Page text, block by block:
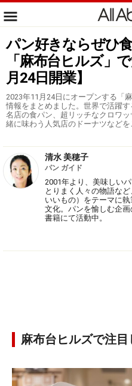
パン好きならぜひ
「麻布台ヒルズ」
月24日開業】
2023年11月24日にオープンする「
情報をまとめました。世界で活躍
名店の食パン、超リッチなクロワ
緒に味わう人気店のドーナツなどを
清水 美穂子
パン ガイド
2001年より、美味しい
とりまく人々の物語な
いいもの）をテーマに
文化。パンを愉しむ企画
書籍にて活動中。
麻布台ヒルズで注目